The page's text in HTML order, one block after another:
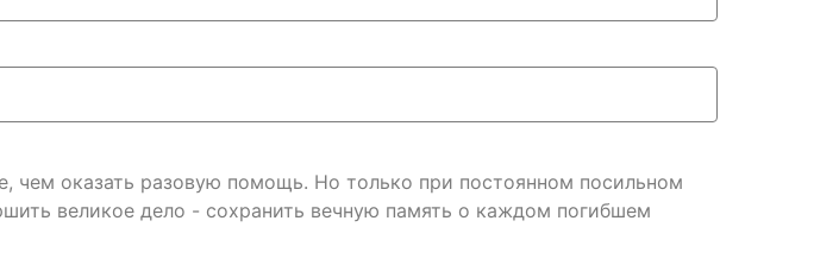
чем оказать разовую помощь. Но только при постоянном посильном
великое дело - сохранить вечную память о каждом погибшем